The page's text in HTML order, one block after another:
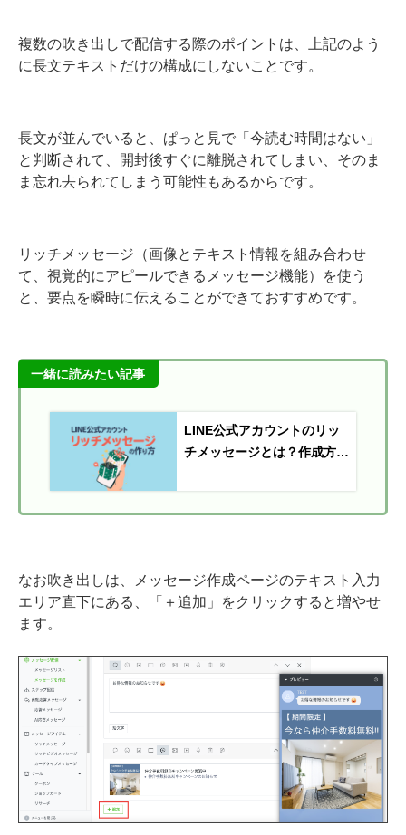
複数の吹き出しで配信する際のポイントは、上記のよう
に長文テキストだけの構成にしないことです。
長文が並んでいると、ぱっと見で「今読む時間はない」
と判断されて、開封後すぐに離脱されてしまい、そのま
ま忘れ去られてしまう可能性もあるからです。
リッチメッセージ（画像とテキスト情報を組み合わせ
て、視覚的にアピールできるメッセージ機能）を使う
と、要点を瞬時に伝えることができておすすめです。
一緒に読みたい記事
LINE公式アカウントのリッ
チメッセージとは？作成方法
なお吹き出しは、メッセージ作成ページのテキスト入力
エリア直下にある、「＋追加」をクリックすると増やせ
ます。